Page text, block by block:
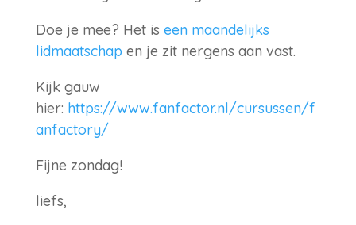
Doe je mee? Het is een maandelijks
lidmaatschap en je zit nergens aan vast.
Kijk gauw
hier: https://www.fanfactor.nl/cursussen/f
anfactory/
Fijne zondag!
liefs,